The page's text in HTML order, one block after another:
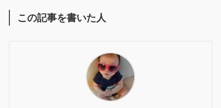
この記事を書いた人